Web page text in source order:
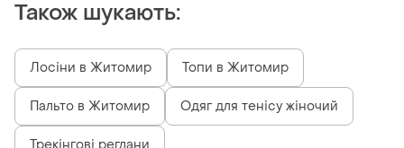
Також шукають:
Лосіни в Житомир Топи в Житомир
Пальто в Житомир Одяг для тенісу жіночий